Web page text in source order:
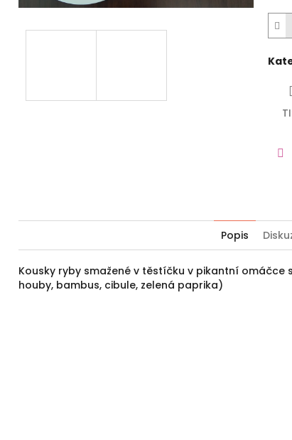
Popis
Kousky ryby smažené v těstíčku v pikantní omáčce
houby, bambus, cibule, zelená paprika)